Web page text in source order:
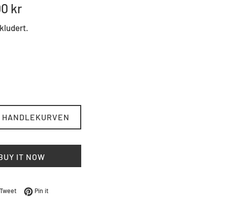
kr
HANDLEKURVEN
IT NOW
Facebook
Tweet Tweet på Twitter
Pin it